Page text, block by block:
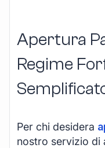
Apertura
Regime
Per chi desidera
nostro servizio di